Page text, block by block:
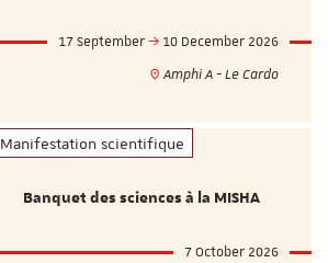
17 September
10 December 2026
Amphi A - Le Cardo
Manifestation scientifique
Banquet des sciences à la MISHA
7 October 2026